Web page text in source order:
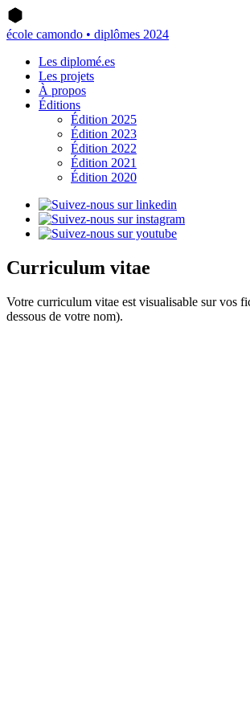
école camondo • diplômes 2024
Les diplomé.es
Les projets
À propos
Éditions
Édition 2025
Édition 2023
Édition 2022
Édition 2021
Édition 2020
Curriculum vitae
Votre curriculum vitae est visualisable sur vos
dessous de votre nom).